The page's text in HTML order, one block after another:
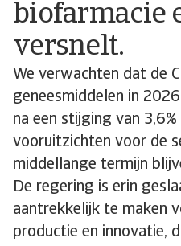
biofarmacie
versnelt.
We verwachten dat de
geneesmiddelen in
na een stijging van
vooruitzichten voor de
middellange termijn
De regering is erin
aantrekkelijk te maken
productie en innovatie,